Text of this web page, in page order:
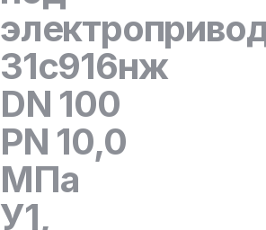
31с916нж
DN 100
PN 10,0
МПа
У1,